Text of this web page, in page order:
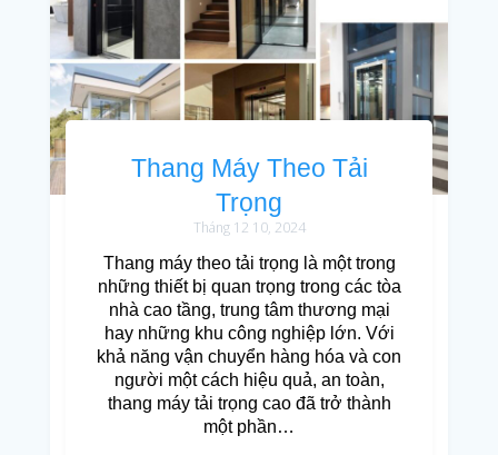
Thang Máy Theo Tải
Trọng
Tháng 12 10, 2024
Thang máy theo tải trọng là một trong
những thiết bị quan trọng trong các tòa
nhà cao tầng, trung tâm thương mại
hay những khu công nghiệp lớn. Với
khả năng vận chuyển hàng hóa và con
người một cách hiệu quả, an toàn,
thang máy tải trọng cao đã trở thành
một phần…